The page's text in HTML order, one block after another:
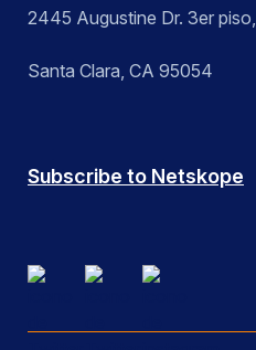
2445 Augustine Dr. 3er piso,
Santa Clara, CA 95054
Subscribe to Netskope